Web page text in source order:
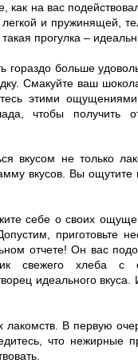
как на вас
и пружинящей,
прогулка –
больше
Смакуйте ваш
этими
чтобы получить
вкусом не только
вкусов. Вы
себе о своих
приготовьте
отчете! Он вас
свежего хлеба с
идеального
В первую
что нежирные